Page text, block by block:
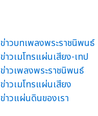
ข่าวบทเพลงพระราชนิพนธ์
ข่าวเมโทรแผ่นเสียง-เทป
ข่าวเพลงพระราชนิพนธ์
ข่าวเมโทรแผ่นเสียง
ข่าวแผ่นดินของเรา